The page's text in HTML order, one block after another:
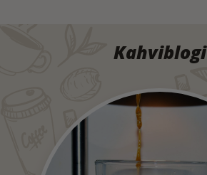
Kahviblogi